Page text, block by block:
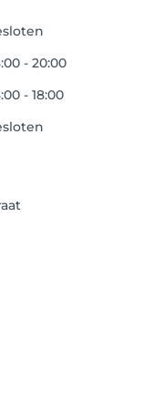
- 20:00
- 18:00